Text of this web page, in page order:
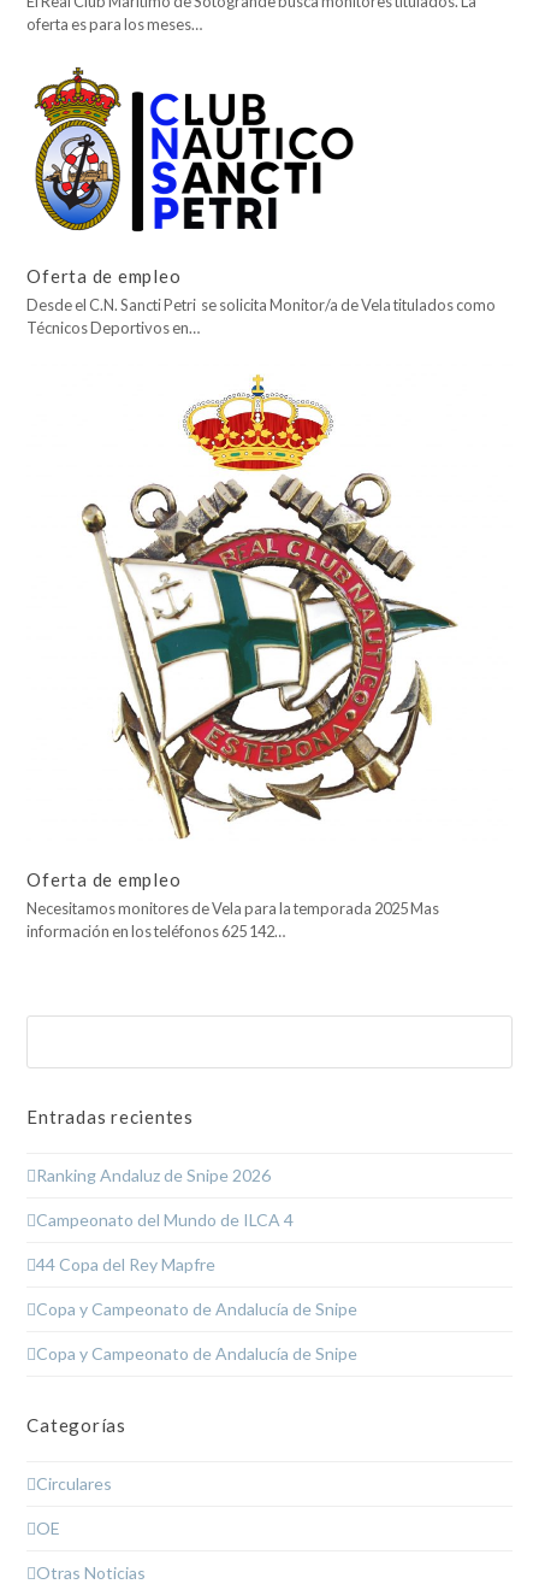
oferta es para los meses…
Oferta de empleo
Desde el C.N. Sancti Petri se solicita Monitor/a de Vela titulados como
Técnicos Deportivos en…
Oferta de empleo
Necesitamos monitores de Vela para la temporada 2025 Mas
información en los teléfonos 625 142…
Entradas recientes
Ranking Andaluz de Snipe 2026
Campeonato del Mundo de ILCA 4
44 Copa del Rey Mapfre
Copa y Campeonato de Andalucía de Snipe
Copa y Campeonato de Andalucía de Snipe
Categorías
Circulares
OE
Otras Noticias